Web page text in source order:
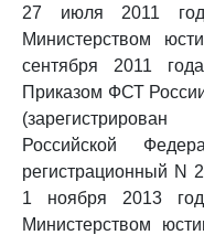
27 июля 2011
Министерством
сентября 2011
Приказом ФСТ
Российской
регистрационный N
1 ноября 2013
Министерством